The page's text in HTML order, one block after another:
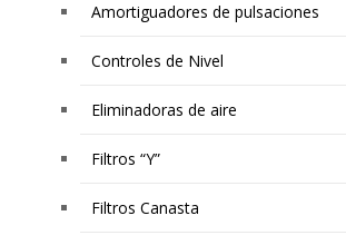
Amortiguadores de pulsaciones
Controles de Nivel
Eliminadoras de aire
Filtros “Y”
Filtros Canasta